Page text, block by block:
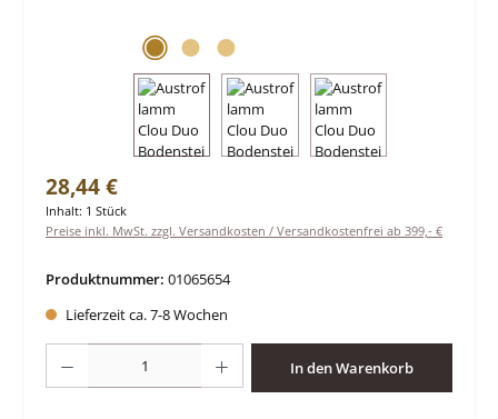
Regulärer Preis:
28,44 €
Inhalt: 1 Stück
Preise inkl. MwSt. zzgl. Versandkosten / Versandkostenfrei ab 399,- €
Produktnummer: 01065654
Lieferzeit ca. 7-8 Wochen
In den Warenkorb